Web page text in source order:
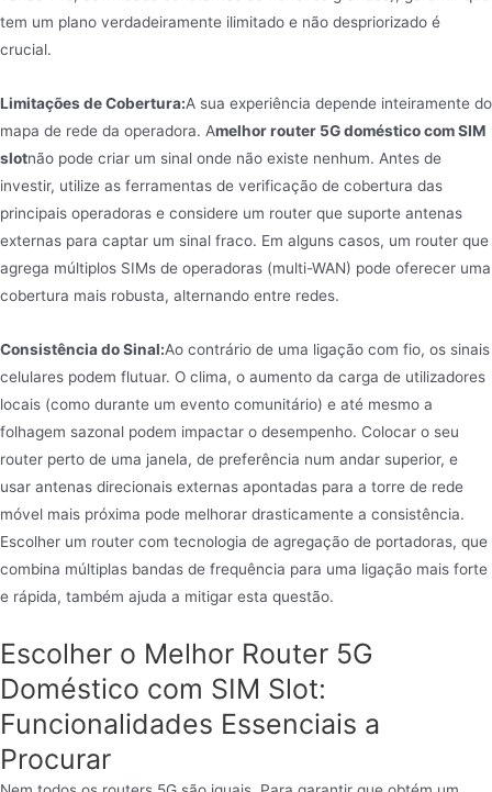
tem um plano verdadeiramente ilimitado e não despriorizado é
crucial.
Limitações de Cobertura:A sua experiência depende inteiramente do
mapa de rede da operadora. Amelhor router 5G doméstico com SIM
slotnão pode criar um sinal onde não existe nenhum. Antes de
investir, utilize as ferramentas de verificação de cobertura das
principais operadoras e considere um router que suporte antenas
externas para captar um sinal fraco. Em alguns casos, um router que
agrega múltiplos SIMs de operadoras (multi-WAN) pode oferecer uma
cobertura mais robusta, alternando entre redes.
Consistência do Sinal:Ao contrário de uma ligação com fio, os sinais
celulares podem flutuar. O clima, o aumento da carga de utilizadores
locais (como durante um evento comunitário) e até mesmo a
folhagem sazonal podem impactar o desempenho. Colocar o seu
router perto de uma janela, de preferência num andar superior, e
usar antenas direcionais externas apontadas para a torre de rede
móvel mais próxima pode melhorar drasticamente a consistência.
Escolher um router com tecnologia de agregação de portadoras, que
combina múltiplas bandas de frequência para uma ligação mais forte
e rápida, também ajuda a mitigar esta questão.
Escolher o Melhor Router 5G
Doméstico com SIM Slot:
Funcionalidades Essenciais a
Procurar